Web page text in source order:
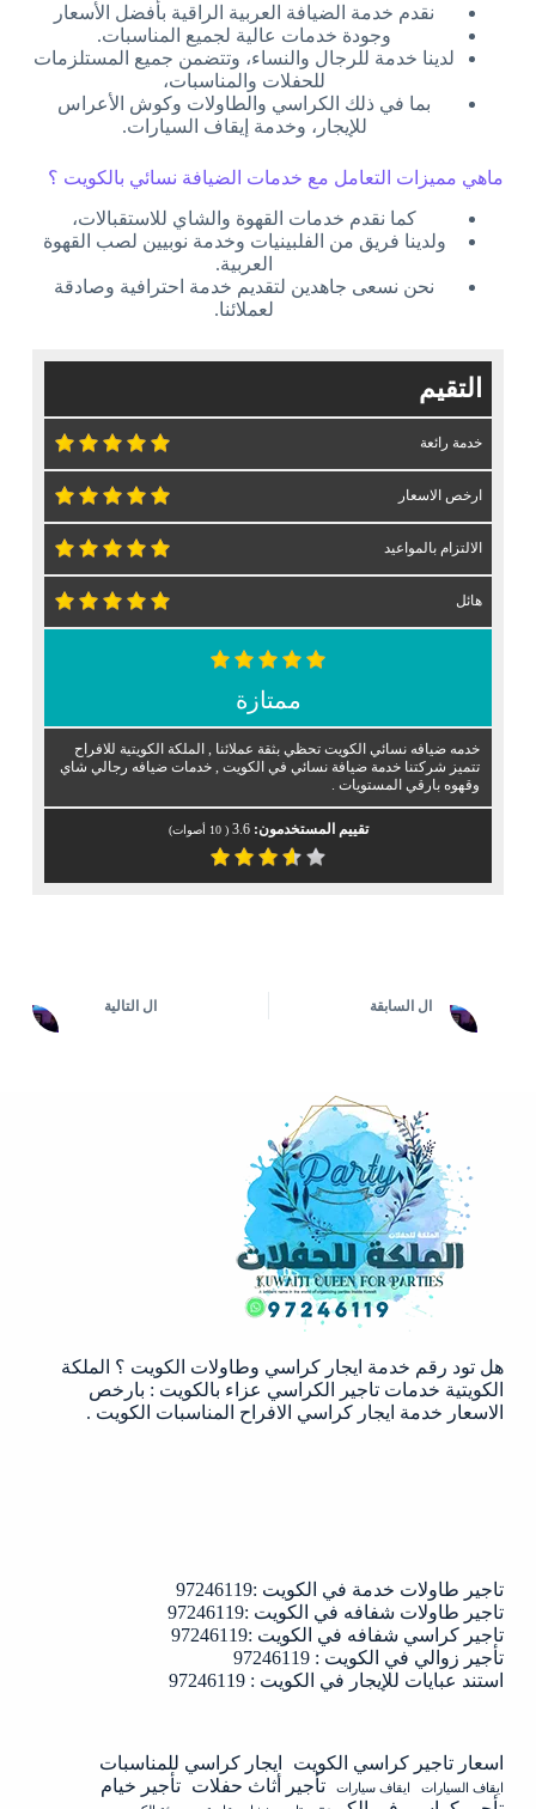
نقدم خدمة الضيافة العربية الراقية بأفضل الأسعار
وجودة خدمات عالية لجميع المناسبات.
لدينا خدمة للرجال والنساء، وتتضمن جميع المستلزمات
للحفلات والمناسبات،
بما في ذلك الكراسي والطاولات وكوش الأعراس
للإيجار، وخدمة إيقاف السيارات.
ماهي مميزات التعامل مع خدمات الضيافة نسائي بالكويت ؟
كما نقدم خدمات القهوة والشاي للاستقبالات،
ولدينا فريق من الفلبينيات وخدمة نوبيين لصب القهوة
العربية.
نحن نسعى جاهدين لتقديم خدمة احترافية وصادقة
لعملائنا.
التقيم
خدمة رائعة
ارخص الاسعار
الالتزام بالمواعيد
هائل
ممتازة
خدمه ضيافه نسائي الكويت تحظي بثقة عملائنا , الملكة الكويتية للافراح
تتميز شركتنا خدمة ضيافة نسائي في الكويت , خدمات ضيافه رجالي شاي
وقهوه بارقي المستويات .
تقييم المستخدمون:3.6
(
10 أصوات)
ال السابقة ال التالية
هل تود رقم خدمة ايجار كراسي وطاولات الكويت ؟ الملكة
الكويتية خدمات تاجير الكراسي عزاء بالكويت : بارخص
الاسعار خدمة ايجار كراسي الافراح المناسبات الكويت .
تاجير طاولات خدمة في الكويت :97246119
تاجير طاولات شفافه في الكويت :97246119
تاجير كراسي شفافه في الكويت :97246119
تأجير زوالي في الكويت : 97246119
استند عبايات للإيجار في الكويت : 97246119
اسعار تاجير كراسي الكويت ايجار كراسي للمناسبات
ايقاف السيارات ايقاف سيارات تأجير أثاث حفلات تأجير خيام